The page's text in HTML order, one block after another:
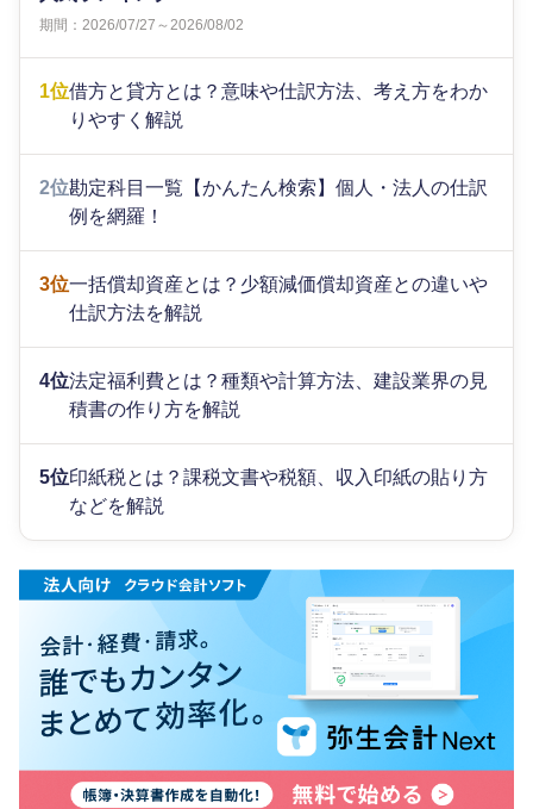
期間：2026/07/27～2026/08/02
1位借方と貸方とは？意味や仕訳方法、考え方をわか
りやすく解説
2位勘定科目一覧【かんたん検索】個人・法人の仕訳
例を網羅！
3位一括償却資産とは？少額減価償却資産との違いや
仕訳方法を解説
4位法定福利費とは？種類や計算方法、建設業界の見
積書の作り方を解説
5位印紙税とは？課税文書や税額、収入印紙の貼り方
などを解説